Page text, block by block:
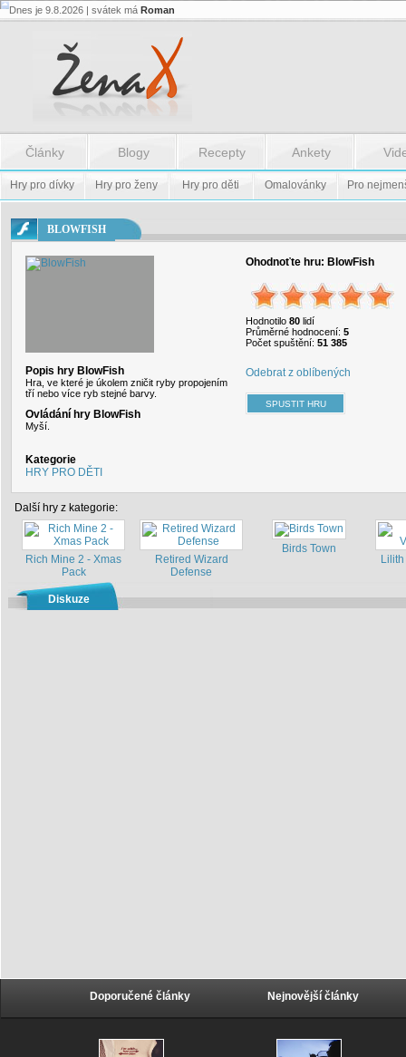
Flash.nazev
Flash.nazev
Dnes je 9.8.2026 | svátek má Roman
Články Blogy Recepty Ankety
Hry pro dívky Hry pro ženy Hry pro děti Omalovánky Pro
BLOWFISH
Popis hry BlowFish
Hra, ve které je úkolem zničit ryby propojením
tří nebo více ryb stejné barvy.
Ovládání hry BlowFish
Myší.
Kategorie
HRY PRO DĚTI
Ohodnoťte hru: BlowFish
Hodnotilo 80 lidí
Průměrné hodnocení: 5
Počet spuštění: 51 385
Odebrat z oblíbených
Další hry z kategorie:
Rich Mine 2 - Xmas
Pack
Retired Wizard
Defense
Birds Town
Diskuze
Doporučené články Nejnovější články